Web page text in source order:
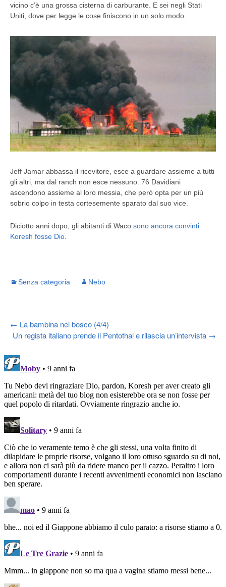
vicino c’è una grossa cisterna di carburante. E sei negli Stati
Uniti, dove per legge le cose finiscono in un solo modo.
Jeff Jamar abbassa il ricevitore, esce a guardare assieme a tutti
gli altri, ma dal ranch non esce nessuno. 76 Davidiani
ascendono assieme al loro messia, che però opta per un più
sobrio colpo in testa cortesemente sparato dal suo vice.
Diciotto anni dopo, gli abitanti di Waco sono ancora convinti
Koresh fosse Dio
Senza categoria Nebo
Post
navigation
← La bambina nel bosco (4/4)
Un regista italiano prende il Pentothal e rilascia un’intervista →